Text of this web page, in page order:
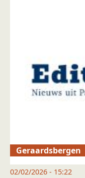
Geraardsbergen
02/02/2026 - 15:22